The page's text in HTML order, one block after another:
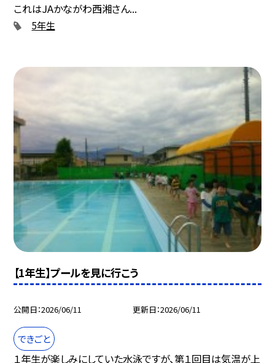
これはJAかながわ西湘さん...
5年生
【1年生】プールを見に行こう
公開日 2026/06/11 更新日 2026/06/11
できごと
１年生が楽しみにしていた水泳ですが、第１回目は気温が上